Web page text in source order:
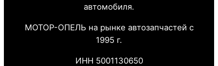
автомобиля.
МОТОР-ОПЕЛЬ на рынке автозапчастей с
1995 г.
ИНН 5001130650